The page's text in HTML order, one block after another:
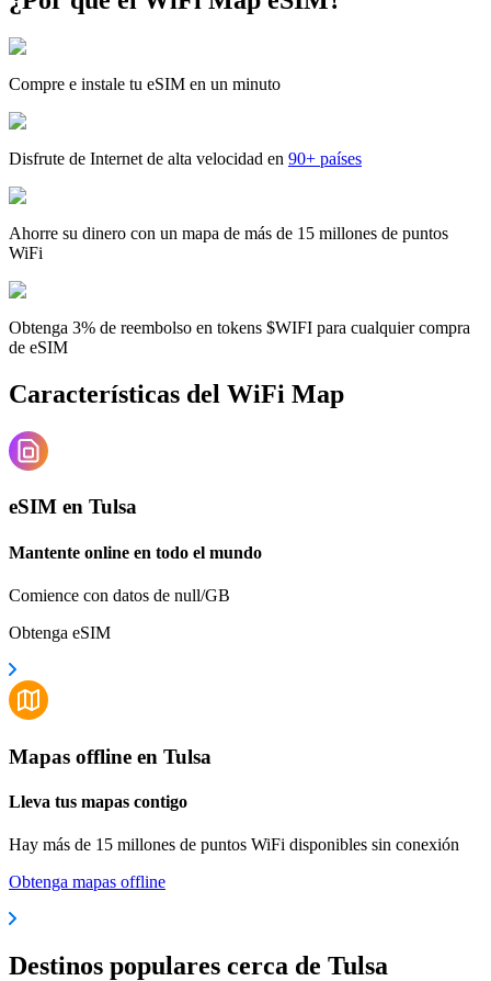
Compre e instale tu eSIM en un minuto
Disfrute de Internet de alta velocidad en 90+ países
Ahorre su dinero con un mapa de más de 15 millones de puntos
WiFi
Obtenga 3% de reembolso en tokens $WIFI para cualquier compra
de eSIM
Características del WiFi Map
eSIM en Tulsa
Mantente online en todo el mundo
Comience con datos de null/GB
Obtenga eSIM
Mapas offline en Tulsa
Lleva tus mapas contigo
Hay más de 15 millones de puntos WiFi disponibles sin conexión
Obtenga mapas offline
Destinos populares cerca de Tulsa